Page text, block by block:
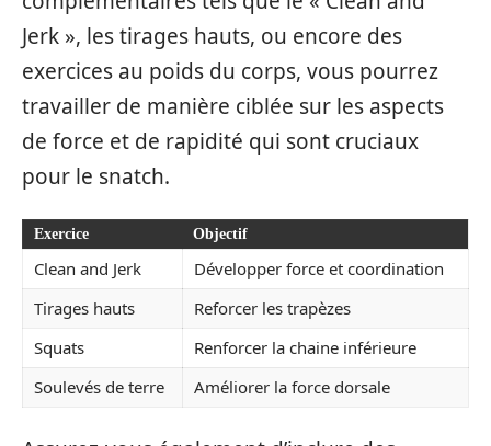
Jerk », les tirages hauts, ou encore des
exercices au poids du corps, vous pourrez
travailler de manière ciblée sur les aspects
de force et de rapidité qui sont cruciaux
pour le snatch.
Exercice Objectif
Clean and Jerk
Développer force et coordination
Tirages hauts
Reforcer les trapèzes
Squats
Renforcer la chaine inférieure
Soulevés de terre
Améliorer la force dorsale